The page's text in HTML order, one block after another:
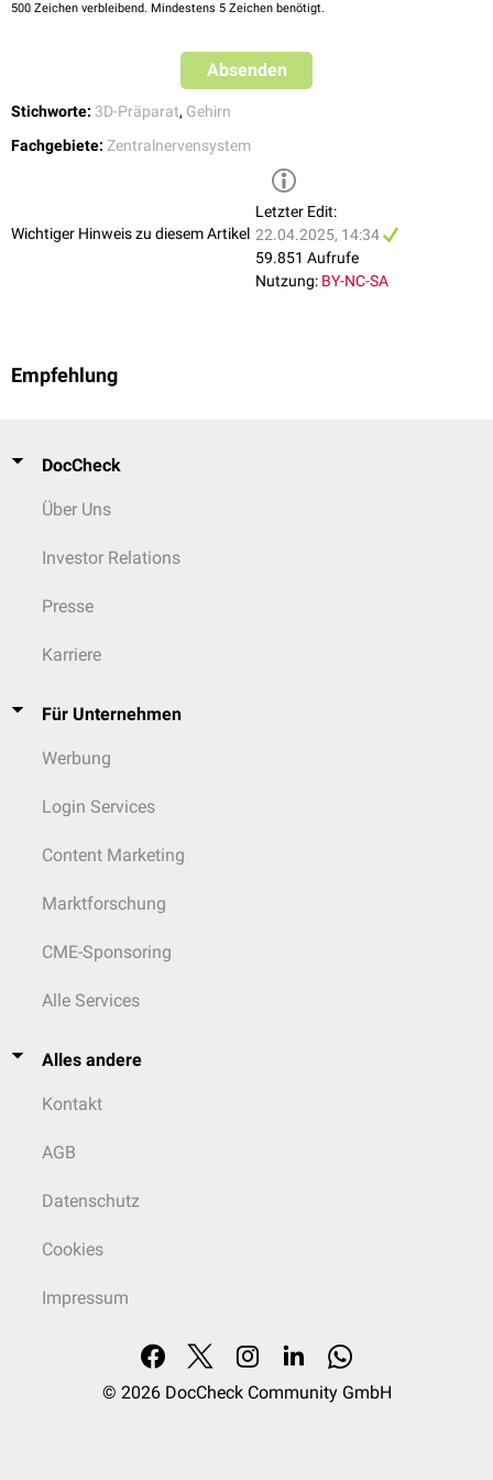
500 Zeichen verbleibend. Mindestens 5 Zeichen benötigt.
Absenden
Stichworte: 3D-Präparat, Gehirn
Fachgebiete: Zentralnervensystem
Wichtiger Hinweis zu diesem Artikel
Letzter Edit:
22.04.2025, 14:34
59.851 Aufrufe
Nutzung: BY-NC-SA
Empfehlung
DocCheck
Über Uns
Investor Relations
Presse
Karriere
Für Unternehmen
Werbung
Login Services
Content Marketing
Marktforschung
CME-Sponsoring
Alle Services
Alles andere
Kontakt
AGB
Datenschutz
Cookies
Impressum
© 2026 DocCheck Community GmbH